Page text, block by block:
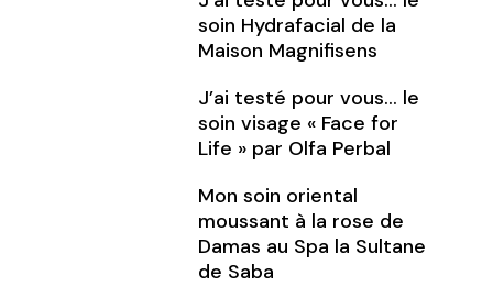
soin Hydrafacial de la
Maison Magnifisens
J’ai testé pour vous… le
soin visage « Face for
Life » par Olfa Perbal
Mon soin oriental
moussant à la rose de
Damas au Spa la Sultane
de Saba